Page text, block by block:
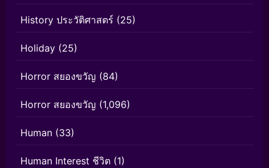
History ประวัติศาสตร์ (25)
Holiday (25)
Horror สยองขวัญ (84)
Horror สยองขวัญ (1,096)
Human (33)
Human Interest ชีวิต (1)